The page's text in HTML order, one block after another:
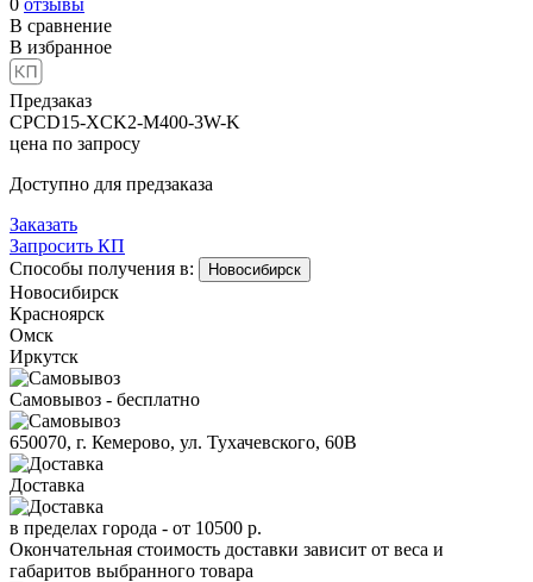
В сравнение
В избранное
Предзаказ
CPCD15-XCK2-M400-3W-K
цена по запросу
Доступно для предзаказа
Заказать
Запросить КП
Способы получения в:
Новосибирск
Новосибирск
Красноярск
Омск
Иркутск
Самовывоз - бесплатно
650070, г. Кемерово, ул. Тухачевского, 60В
Доставка
в пределах города - от 10500 р.
Окончательная стоимость доставки зависит от веса и
габаритов выбранного товара